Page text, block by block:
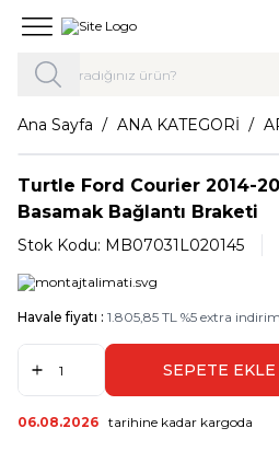
Ana Sayfa ANA KATEGORİ
Turtle Ford Courier 2014-
Basamak Bağlantı Braketi
Stok Kodu: MB07031L020145
Havale fiyatı : 1.805,85 TL %5 extra indirim
SEPETE EKLE
06.08.2026 tarihine kadar kargoda